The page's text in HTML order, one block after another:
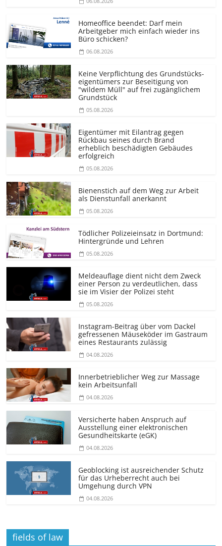
Homeoffice beendet: Darf mein
Arbeitgeber mich einfach wieder ins
Büro schicken?
06.08.2026
Keine Verpflichtung des Grundstücks­
eigentümers zur Beseitigung von
"wildem Müll" auf frei zugänglichem
Grundstück
05.08.2026
Eigentümer mit Eilantrag gegen
Rückbau seines durch Brand
erheblich beschädigten Gebäudes
erfolgreich
05.08.2026
Bienenstich auf dem Weg zur Arbeit
als Dienstunfall anerkannt
05.08.2026
Tödlicher Polizeieinsatz in Dortmund:
Hintergründe und Lehren
05.08.2026
Meldeauflage dient nicht dem Zweck
einer Person zu verdeutlichen, dass
sie im Visier der Polizei steht
05.08.2026
Instagram-Beitrag über vom Dackel
gefressenen Mäuseköder im Gastraum
eines Restaurants zulässig
04.08.2026
Innerbetrieblicher Weg zur Massage
kein Arbeitsunfall
04.08.2026
Versicherte haben Anspruch auf
Ausstellung einer elektronischen
Gesundheitskarte (eGK)
04.08.2026
Geoblocking ist ausreichender Schutz
für das Urheberrecht auch bei
Umgehung durch VPN
04.08.2026
fields of law